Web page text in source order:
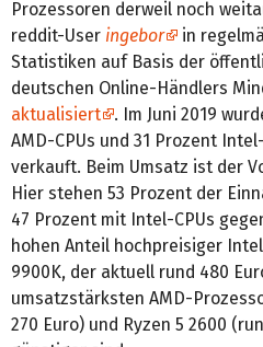
Prozessoren derweil noch
reddit-User ingebor
in
Statistiken auf Basis der
deutschen Online-Händlers
aktualisiert
. Im Juni 2019
AMD-CPUs und 31 Prozent
verkauft. Beim Umsatz ist der
Hier stehen 53 Prozent der
47 Prozent mit Intel-CPUs
hohen Anteil hochpreisiger
9900K, der aktuell rund 480
umsatzstärksten AMD-
270 Euro) und Ryzen 5 2600